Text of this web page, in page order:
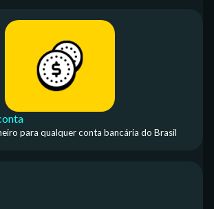
para qualquer conta bancária do Brasil